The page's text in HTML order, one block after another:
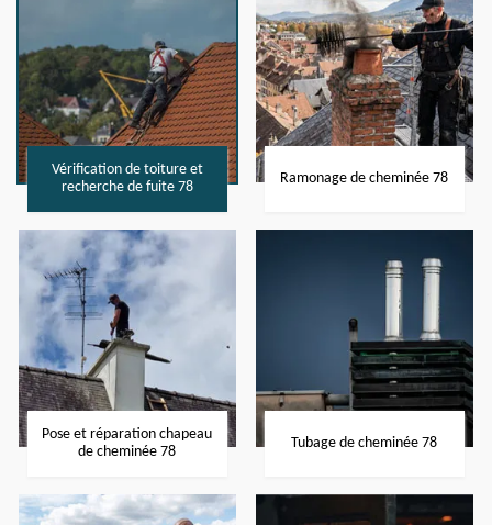
Vérification de toiture et
recherche de fuite 78
Ramonage de cheminée 78
Pose et réparation chapeau
de cheminée 78
Tubage de cheminée 78